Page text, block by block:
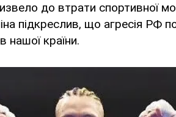
до втрати спортивної
підкреслив, що агресія РФ
нашої країни.